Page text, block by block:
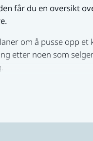
får du en oversikt
om å pusse opp et
etter noen som
å vedlikeholde og